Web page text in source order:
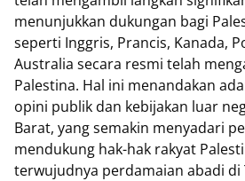
menunjukkan dukungan bagi
seperti Inggris, Prancis, Kanada,
Australia secara resmi telah
Palestina. Hal ini menandakan
opini publik dan kebijakan luar
Barat, yang semakin menyadari
mendukung hak-hak rakyat
terwujudnya perdamaian abadi di